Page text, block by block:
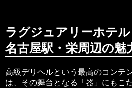
ラグジュアリーホテル
名古屋駅・栄周辺の魅
高級デリヘルという最高のコンテ
は、その舞台となる「器」にもこ